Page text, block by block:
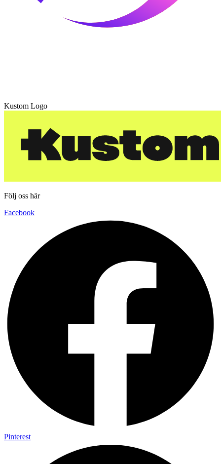
Kustom Logo
Följ oss här
Facebook
Pinterest